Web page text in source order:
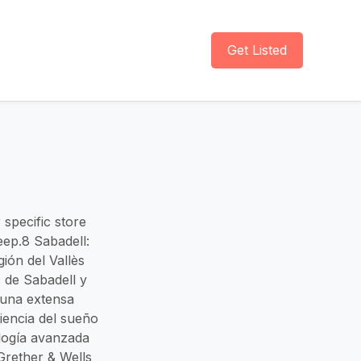
Get Listed
store
Sabadell:
del Vallès
Sabadell y
extensa
del sueño
avanzada
& Wells